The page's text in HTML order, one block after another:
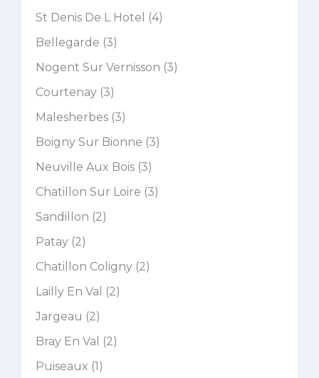
St Denis De L Hotel (4)
Bellegarde (3)
Nogent Sur Vernisson (3)
Courtenay (3)
Malesherbes (3)
Boigny Sur Bionne (3)
Neuville Aux Bois (3)
Chatillon Sur Loire (3)
Sandillon (2)
Patay (2)
Chatillon Coligny (2)
Lailly En Val (2)
Jargeau (2)
Bray En Val (2)
Puiseaux (1)